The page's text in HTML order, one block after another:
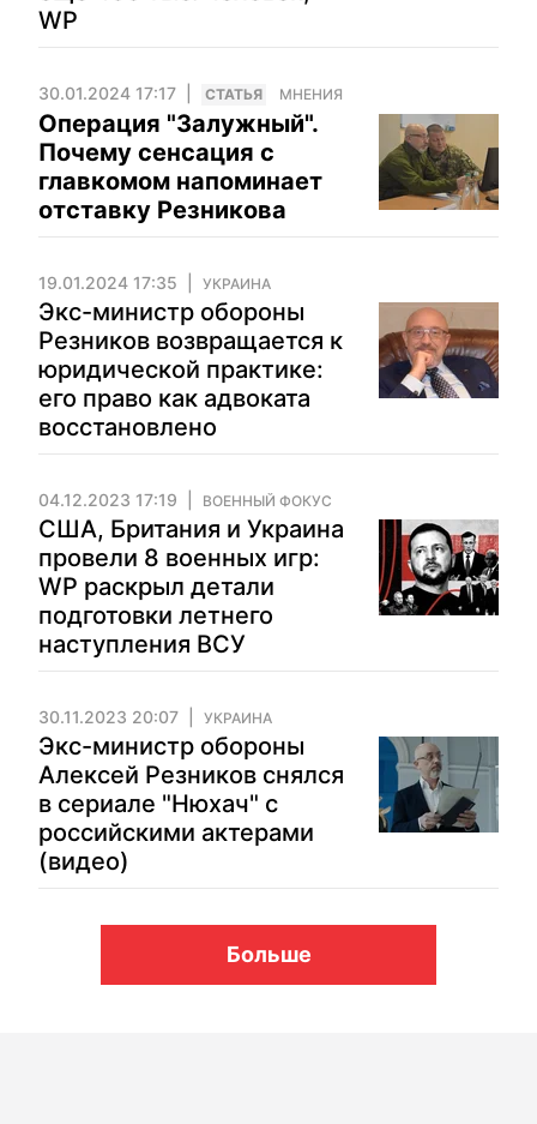
WP
30.01.2024 17:17 CТАТЬЯ МНЕНИЯ
Операция "Залужный".
Почему сенсация с
главкомом напоминает
отставку Резникова
19.01.2024 17:35 УКРАИНА
Экс-министр обороны
Резников возвращается к
юридической практике:
его право как адвоката
восстановлено
04.12.2023 17:19 ВОЕННЫЙ ФОКУС
США, Британия и Украина
провели 8 военных игр:
WP раскрыл детали
подготовки летнего
наступления ВСУ
30.11.2023 20:07 УКРАИНА
Экс-министр обороны
Алексей Резников снялся
в сериале "Нюхач" с
российскими актерами
(видео)
Больше